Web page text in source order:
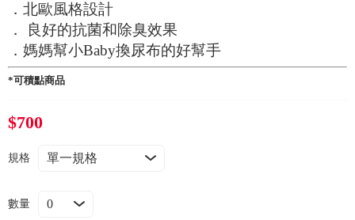
購物流程
會員專區
．北歐風格設計
． 良好的抗菌和除臭效果
．媽媽幫小Baby換尿布的好幫手
*可積點商品
$700
規格
數量